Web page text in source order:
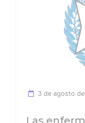
3 de agosto
Las